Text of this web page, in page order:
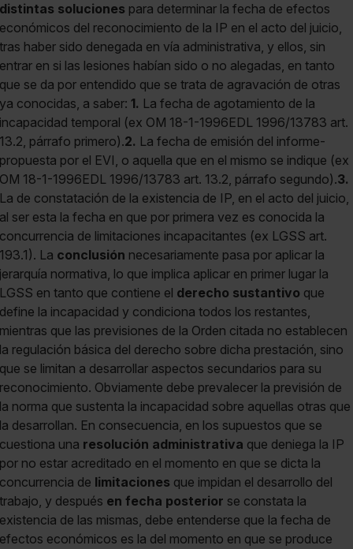
distintas soluciones para determinar la fecha de efectos
económicos del reconocimiento de la IP en el acto del juicio,
tras haber sido denegada en vía administrativa, y ellos, sin
entrar en si las lesiones habían sido o no alegadas, en tanto
que se da por entendido que se trata de agravación de otras
ya conocidas, a saber: 1. La fecha de agotamiento de la
incapacidad temporal (ex OM 18-1-1996EDL 1996/13783 art.
13.2, párrafo primero).2. La fecha de emisión del informe-
propuesta por el EVI, o aquella que en el mismo se indique (ex
OM 18-1-1996EDL 1996/13783 art. 13.2, párrafo segundo).3.
La de constatación de la existencia de IP, en el acto del juicio,
al ser esta la fecha en que por primera vez es conocida la
concurrencia de limitaciones incapacitantes (ex LGSS art.
193.1). La conclusión necesariamente pasa por aplicar la
jerarquía normativa, lo que implica aplicar en primer lugar la
LGSS en tanto que contiene el derecho sustantivo que
define la incapacidad y condiciona todos los restantes,
mientras que las previsiones de la Orden citada no establecen
la regulación básica del derecho sobre dicha prestación, sino
que se limitan a desarrollar aspectos secundarios para su
reconocimiento. Obviamente debe prevalecer la previsión de
la norma que sustenta la incapacidad sobre aquellas otras que
la desarrollan. En consecuencia, en los supuestos que se
cuestiona una resolución administrativa que deniega la IP
por no estar acreditado en el momento en que se dicta la
concurrencia de limitaciones que impidan el desarrollo del
trabajo, y después en fecha posterior se constata la
existencia de las mismas, debe entenderse que la fecha de
efectos económicos es la del momento en que se produce